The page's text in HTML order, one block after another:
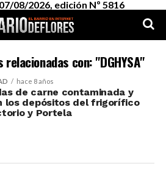
08/2026, edición Nº 5816
con: "DGHYSA"
hace 8 años
de carne contaminada y
los depósitos del frigorífico
y Portela